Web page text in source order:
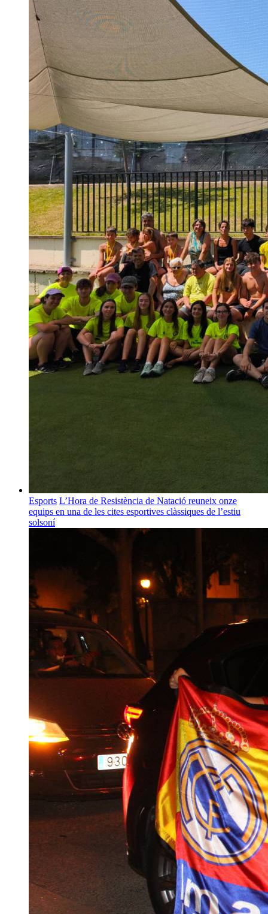
Esports L’Hora de Resistència de Natació reuneix onze
equips en una de les cites esportives clàssiques de l’estiu
solsoní